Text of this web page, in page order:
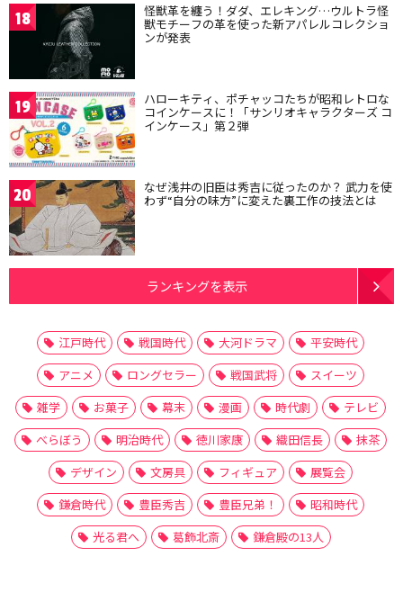
18 怪獣革を纏う！ダダ、エレキング…ウルトラ怪
獣モチーフの革を使った新アパレルコレクショ
ンが発表
19 ハローキティ、ポチャッコたちが昭和レトロな
コインケースに！「サンリオキャラクターズ コ
インケース」第２弾
20 なぜ浅井の旧臣は秀吉に従ったのか？ 武力を使
わず“自分の味方”に変えた裏工作の技法とは
ランキングを表示
江戸時代 戦国時代 大河ドラマ
平安時代
アニメ
ロングセラー 戦国武将
スイーツ
雑学
お菓子 幕末 漫画 時代劇
テレビ
べらぼう
明治時代 徳川家康 織田信長
抹茶
デザイン
文房具 フィギュア
展覧会
鎌倉時代
豊臣秀吉 豊臣兄弟！
昭和時代
光る君へ
葛飾北斎 鎌倉殿の13人